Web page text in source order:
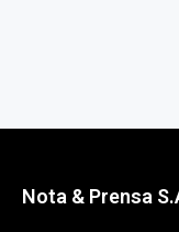
Nota & Prensa